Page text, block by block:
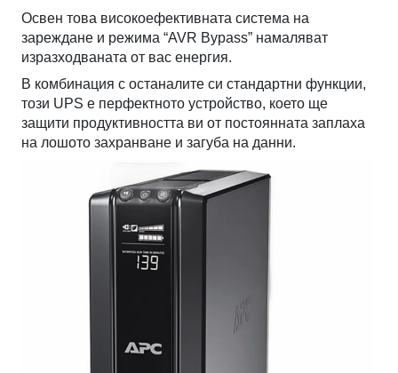
Освен това високоефективната система на
зареждане и режима “AVR Bypass” намаляват
изразходваната от вас енергия.
В комбинация с останалите си стандартни функции,
този UPS е перфектното устройство, което ще
защити продуктивността ви от постоянната заплаха
на лошото захранване и загуба на данни.